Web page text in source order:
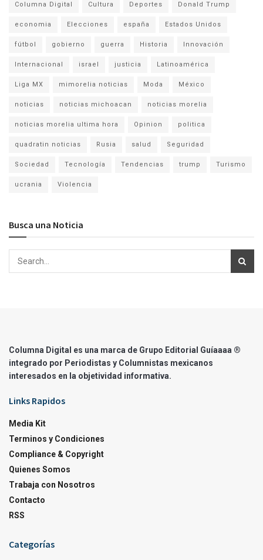
Columna Digital Cultura Deportes Donald Trump
economia Elecciones españa Estados Unidos
fútbol gobierno guerra Historia Innovación
Internacional israel justicia Latinoamérica
Liga MX mimorelia noticias Moda México
noticias noticias michoacan noticias morelia
noticias morelia ultima hora Opinion politica
quadratin noticias Rusia salud Seguridad
Sociedad Tecnología Tendencias trump Turismo
ucrania Violencia
Busca una Noticia
Columna Digital es una marca de Grupo Editorial Guíaaaa ®
integrado por Periodistas y Columnistas mexicanos
interesados en la objetividad informativa.
Links Rapidos
Media Kit
Terminos y Condiciones
Compliance & Copyright
Quienes Somos
Trabaja con Nosotros
Contacto
RSS
Categorías